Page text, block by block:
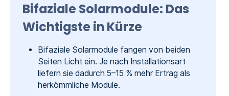
Bifaziale Solarmodule: Das
Wichtigste in Kürze
Bifaziale Solarmodule fangen von beiden
Seiten Licht ein. Je nach Installationsart
liefern sie dadurch 5–15 % mehr Ertrag als
herkömmliche Module.